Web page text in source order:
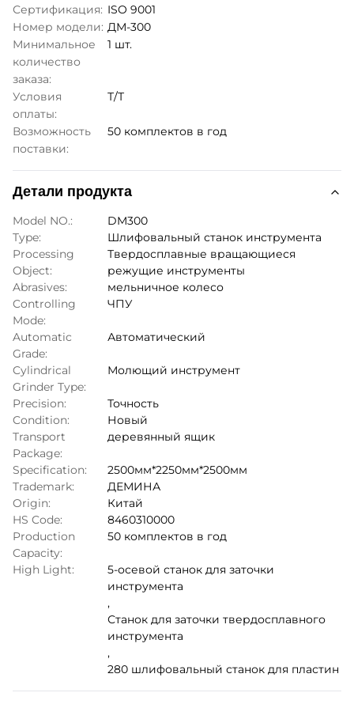
Сертификация: ISO 9001
Номер модели: ДМ-300
Минимальное
количество
заказа:
1 шт.
Условия
оплаты:
Т/Т
Возможность
поставки:
50 комплектов в год
Детали продукта
Model NO.:
DM300
Type:
Шлифовальный станок инструмента
Processing
Object:
Твердосплавные вращающиеся
режущие инструменты
Abrasives:
мельничное колесо
Controlling
Mode:
ЧПУ
Automatic
Grade:
Автоматический
Cylindrical
Grinder Type:
Молющий инструмент
Precision:
Точность
Condition:
Новый
Transport
Package:
деревянный ящик
Specification:
2500мм*2250мм*2500мм
Trademark:
ДЕМИНА
Origin:
Китай
HS Code:
8460310000
Production
Capacity:
50 комплектов в год
High Light:
5-осевой станок для заточки
инструмента
,
Станок для заточки твердосплавного
инструмента
,
280 шлифовальный станок для пластин